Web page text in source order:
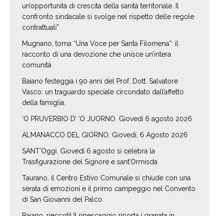
un’opportunità di crescita della sanità territoriale. Il
confronto sindacale si svolge nel rispetto delle regole
contrattuali”
Mugnano, torna “Una Voce per Santa Filomena”: il
racconto di una devozione che unisce un’intera
comunità
Baiano festeggia i 90 anni del Prof. Dott. Salvatore
Vasco: un traguardo speciale circondato dall’affetto
della famiglia.
‘O PRUVERBIO D’ ‘O JUORNO. Giovedì 6 agosto 2026
ALMANACCO DEL GIORNO. Giovedí, 6 Agosto 2026
SANT’Oggi. Giovedì 6 agosto si celebra la
Trasfigurazione del Signore e sant’Ormisda
Taurano, il Centro Estivo Comunale si chiude con una
serata di emozioni e il primo campeggio nel Convento
di San Giovanni del Palco